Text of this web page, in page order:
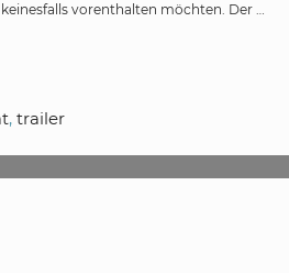
vorenthalten möchten. Der …
, trailer